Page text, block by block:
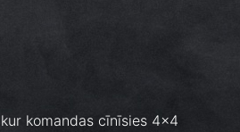
komandas cīnīsies 4x4